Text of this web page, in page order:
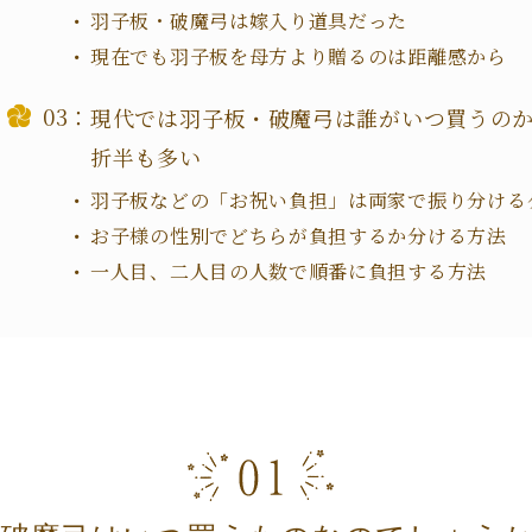
羽子板・破魔弓は嫁入り道具だった
現在でも羽子板を母方より贈るのは距離感から
現代では羽子板・破魔弓は誰がいつ買うの
折半も多い
羽子板などの「お祝い負担」は両家で振り分ける
お子様の性別でどちらが負担するか分ける方法
一人目、二人目の人数で順番に負担する方法